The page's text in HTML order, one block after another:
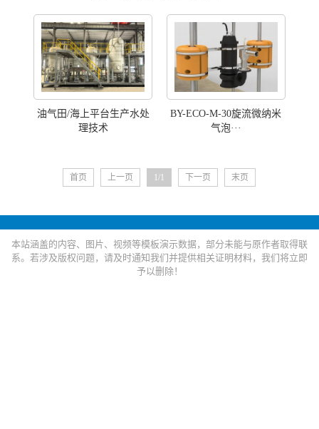
油气田/海上平台生产水处
理技术
BY-ECO-M-30旋流微纳米
气泡···
首页 上一页 1/1 下一页 末页
本站涵盖的内容、图片、视频等模板演示数据，部分未能与原作者取得联
系。若涉及版权问题，请及时通知我们并提供相关证明材料，我们将立即
予以删除！